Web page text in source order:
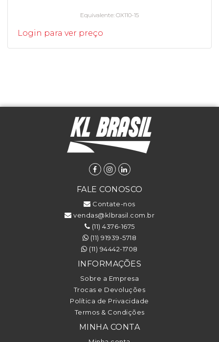
Equivalente OX110-15
Login para ver preço
FALE CONOSCO
Contate-nos
vendas@klbrasil.com.br
(11) 4376-1675
(11) 91939-5718
(11) 94442-1708
INFORMAÇÕES
Sobre a Empresa
Trocas e Devoluções
Política de Privacidade
Termos & Condições
MINHA CONTA